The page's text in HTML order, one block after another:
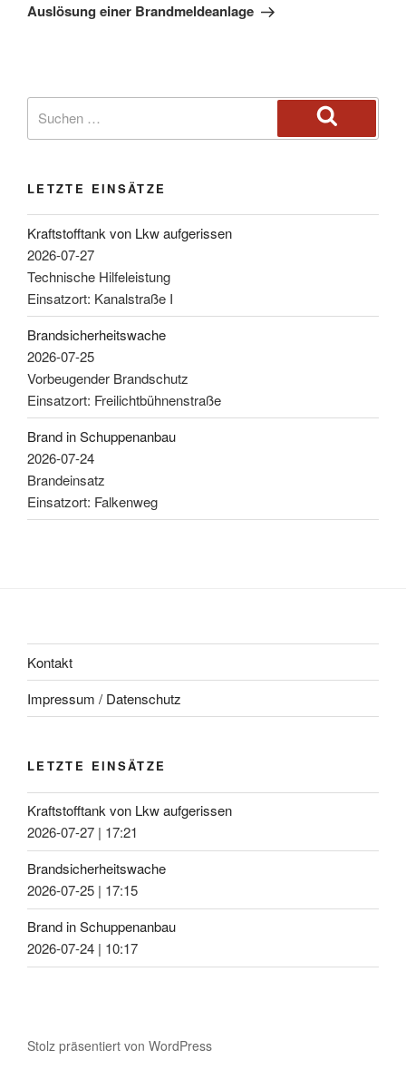
Auslösung einer Brandmeldeanlage
LETZTE EINSÄTZE
Kraftstofftank von Lkw aufgerissen
2026-07-27
Technische Hilfeleistung
Einsatzort: Kanalstraße I
Brandsicherheitswache
2026-07-25
Vorbeugender Brandschutz
Einsatzort: Freilichtbühnenstraße
Brand in Schuppenanbau
2026-07-24
Brandeinsatz
Einsatzort: Falkenweg
Kontakt
Impressum / Datenschutz
LETZTE EINSÄTZE
Kraftstofftank von Lkw aufgerissen
2026-07-27 | 17:21
Brandsicherheitswache
2026-07-25 | 17:15
Brand in Schuppenanbau
2026-07-24 | 10:17
Stolz präsentiert von WordPress